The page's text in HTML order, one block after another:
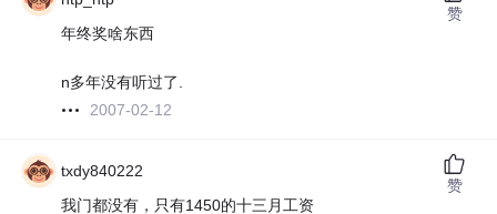
年终奖啥东西
n多年没有听过了.
2007-02-12
赞
txdy840222
我门都没有，只有1450的十三月工资
赞